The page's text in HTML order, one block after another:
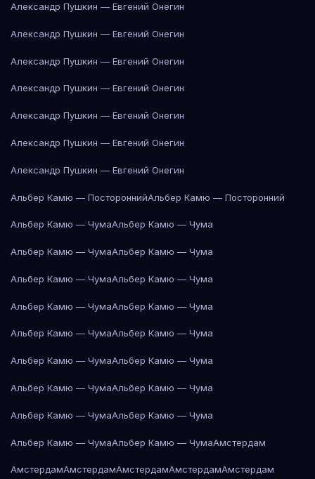
Александр Пушкин — Евгений Онегин
Александр Пушкин — Евгений Онегин
Александр Пушкин — Евгений Онегин
Александр Пушкин — Евгений Онегин
Александр Пушкин — Евгений Онегин
Александр Пушкин — Евгений Онегин
Александр Пушкин — Евгений Онегин
Альбер Камю — ПостороннийАльбер Камю — Посторонний
Альбер Камю — ЧумаАльбер Камю — Чума
Альбер Камю — ЧумаАльбер Камю — Чума
Альбер Камю — ЧумаАльбер Камю — Чума
Альбер Камю — ЧумаАльбер Камю — Чума
Альбер Камю — ЧумаАльбер Камю — Чума
Альбер Камю — ЧумаАльбер Камю — Чума
Альбер Камю — ЧумаАльбер Камю — Чума
Альбер Камю — ЧумаАльбер Камю — Чума
Альбер Камю — ЧумаАльбер Камю — ЧумаАмстердам
АмстердамАмстердамАмстердамАмстердамАмстердам